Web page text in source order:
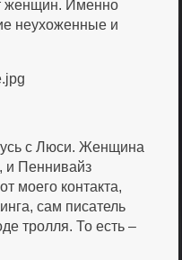
женщин. Именно
неухоженные и
с Люси. Женщина
и Пеннивайз
моего контакта,
сам писатель
тролля. То есть –